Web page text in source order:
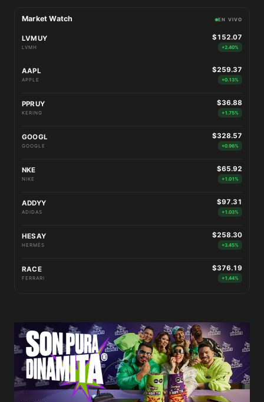
Market Watch EN VIVO
LVMUY
LVMH
$152.07
+2.40%
AAPL
APPLE
$259.37
+0.13%
PPRUY
KERING
$36.88
+1.75%
GOOGL
GOOGLE
$328.57
+0.96%
NKE
NIKE
$65.92
+1.01%
ADDYY
ADIDAS
$97.31
+1.03%
HESAY
HERMÈS
$258.30
+3.45%
RACE
FERRARI
$376.19
+1.44%